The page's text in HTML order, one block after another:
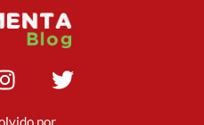
por